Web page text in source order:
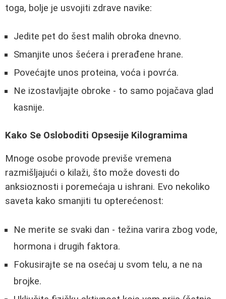
toga, bolje je usvojiti zdrave navike:
Jedite pet do šest malih obroka dnevno.
Smanjite unos šećera i prerađene hrane.
Povećajte unos proteina, voća i povrća.
Ne izostavljajte obroke - to samo pojačava glad
kasnije.
Kako Se Osloboditi Opsesije Kilogramima
Mnoge osobe provode previše vremena
razmišljajući o kilaži, što može dovesti do
anksioznosti i poremećaja u ishrani. Evo nekoliko
saveta kako smanjiti tu opterećenost:
Ne merite se svaki dan - težina varira zbog vode,
hormona i drugih faktora.
Fokusirajte se na osećaj u svom telu, a ne na
brojke.